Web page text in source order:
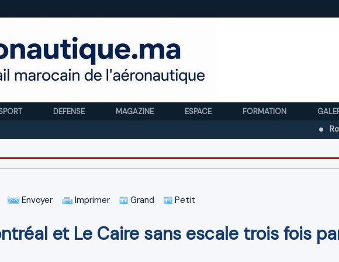
DEFENSE MAGAZINE ESPACE FORMATION
Royal Air
Envoyer Imprimer Grand Petit
et Le Caire sans escale trois fois